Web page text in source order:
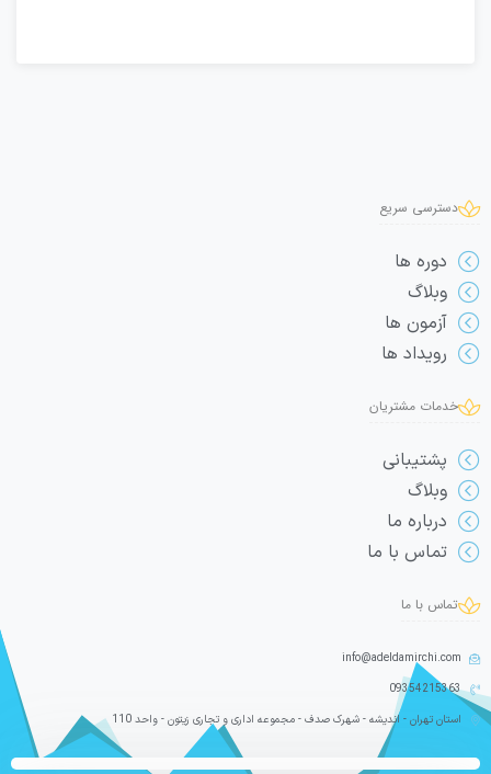
دسترسی سریع
دوره ها
وبلاگ
آزمون ها
رویداد ها
خدمات مشتریان
پشتیبانی
وبلاگ
درباره ما
تماس با ما
تماس با ما
info@adeldamirchi.com
09354215363
استان تهران - اندیشه - شهرک صدف - مجموعه اداری و تجاری زیتون - واحد 110